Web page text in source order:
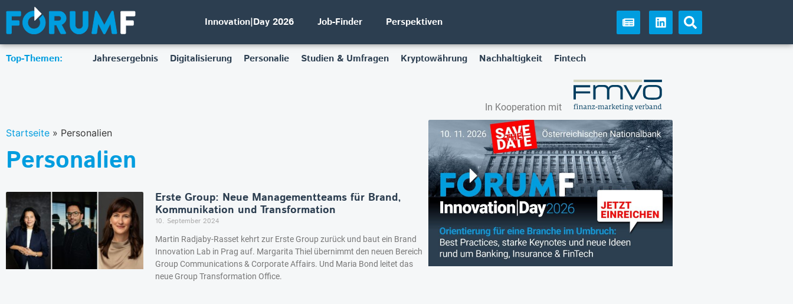
Innovation|Day 2026 Job-Finder Perspektiven
Top-Themen: Jahresergebnis Digitalisierung Personalie Studien & Umfragen Kryptowährung Nachhaltigkeit Fintech
In Kooperation mit
Startseite » Personalien
Personalien
Erste Group: Neue Managementteams für Brand,
Kommunikation und Transformation
10. September 2024
Martin Radjaby-Rasset kehrt zur Erste Group zurück und baut ein Brand
Innovation Lab in Prag auf. Margarita Thiel übernimmt den neuen Bereich
Group Communications & Corporate Affairs. Und Maria Bond leitet das
neue Group Transformation Office.